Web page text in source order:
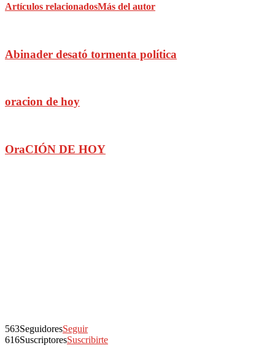
Artículos relacionadosMás del autor
Abinader desató tormenta política
oracion de hoy
OraCIÓN DE HOY
563SeguidoresSeguir
616SuscriptoresSuscribirte